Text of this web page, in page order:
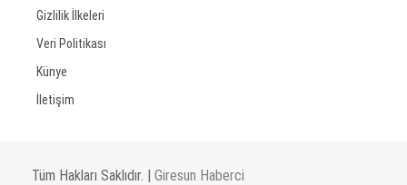
Gizlilik İlkeleri
Veri Politikası
Künye
İletişim
Tüm Hakları Saklıdır. | Giresun Haberci